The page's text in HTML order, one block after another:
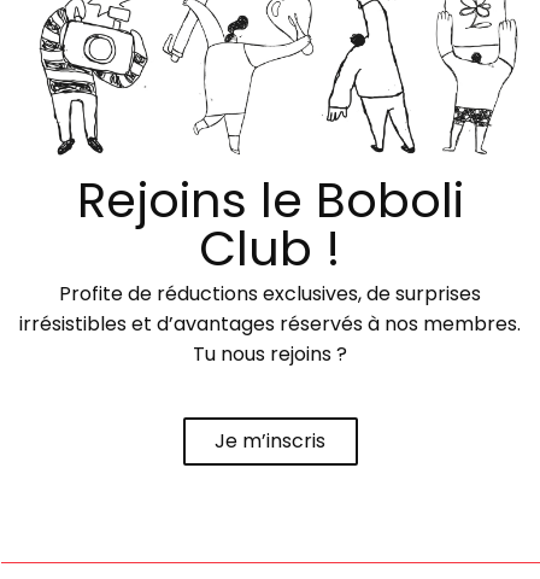
Rejoins le Boboli
Club !
Profite de réductions exclusives, de surprises
irrésistibles et d’avantages réservés à nos membres.
Tu nous rejoins ?
Je m’inscris